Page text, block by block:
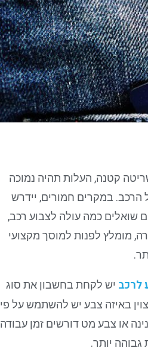
קטנה, העלות תהיה נמוכה
במקרים חמורים, יידרש
שואלים כמה עולה לצבוע רכב,
מומלץ לפנות למוסך מקצועי
לרכב יש לקחת בחשבון את סוג
באיזה צבע יש להשתמש על פי
או צבע מט דורשים זמן עבודה
יותר.